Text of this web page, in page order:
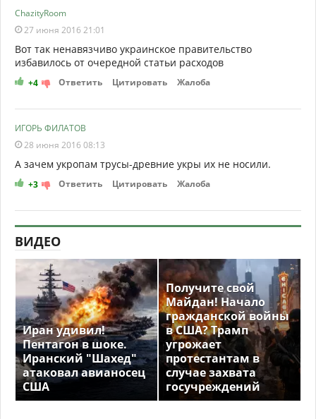
ChazityRoom
27 июня 2016 21:01
Вот так ненавязчиво украинское правительство
избавилось от очередной статьи расходов
+4 Ответить Цитировать Жалоба
ИГОРЬ ФИЛАТОВ
28 июня 2016 08:13
А зачем укропам трусы-древние укры их не носили.
+3 Ответить Цитировать Жалоба
ВИДЕО
Иран удивил!
Пентагон в шоке.
Иранский "Шахед"
атаковал авианосец
США
Получите свой
Майдан! Начало
гражданской войны
в США? Трамп
угрожает
протестантам в
случае захвата
госучреждений